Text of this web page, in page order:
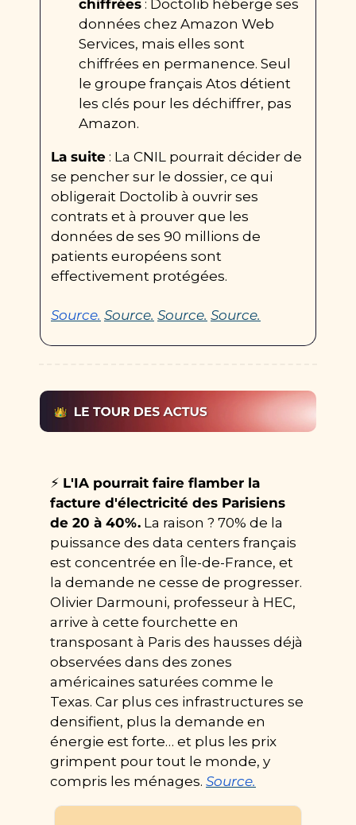
chiffrées : Doctolib héberge ses
données chez Amazon Web
Services, mais elles sont
chiffrées en permanence. Seul
le groupe français Atos détient
les clés pour les déchiffrer, pas
Amazon.
La suite : La CNIL pourrait décider de
se pencher sur le dossier, ce qui
obligerait Doctolib à ouvrir ses
contrats et à prouver que les
données de ses 90 millions de
patients européens sont
effectivement protégées.
Source. Source. Source. Source.
⚡ L'IA pourrait faire flamber la
facture d'électricité des Parisiens
de 20 à 40%. La raison ? 70% de la
puissance des data centers français
est concentrée en Île-de-France, et
la demande ne cesse de progresser.
Olivier Darmouni, professeur à HEC,
arrive à cette fourchette en
transposant à Paris des hausses déjà
observées dans des zones
américaines saturées comme le
Texas. Car plus ces infrastructures se
densifient, plus la demande en
énergie est forte… et plus les prix
grimpent pour tout le monde, y
compris les ménages. Source.